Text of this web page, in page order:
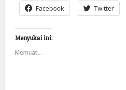
Facebook Twitter
Menyukai ini:
Memuat...